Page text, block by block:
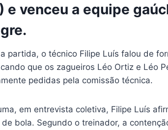
e venceu a equipe
partida, o técnico Filipe Luís falou de
que os zagueiros Léo Ortiz e Léo
pedidas pela comissão técnica.
em entrevista coletiva, Filipe Luís
de bola. Segundo o treinador, a